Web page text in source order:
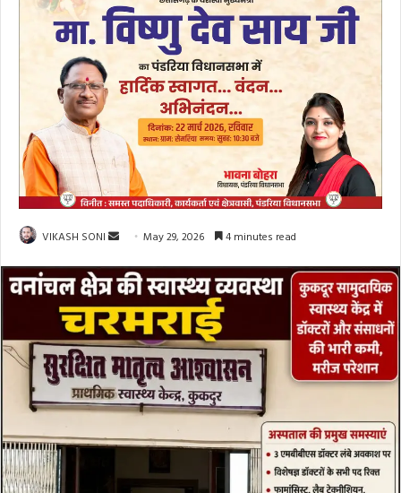
VIKASH SONI
Send
email
May 29, 2026 4 minutes read